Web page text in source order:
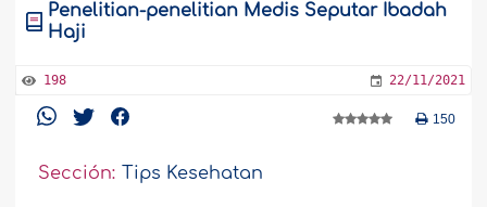
Penelitian-penelitian Medis Seputar Ibadah
Haji
198 22/11/2021
150
Sección: Tips Kesehatan